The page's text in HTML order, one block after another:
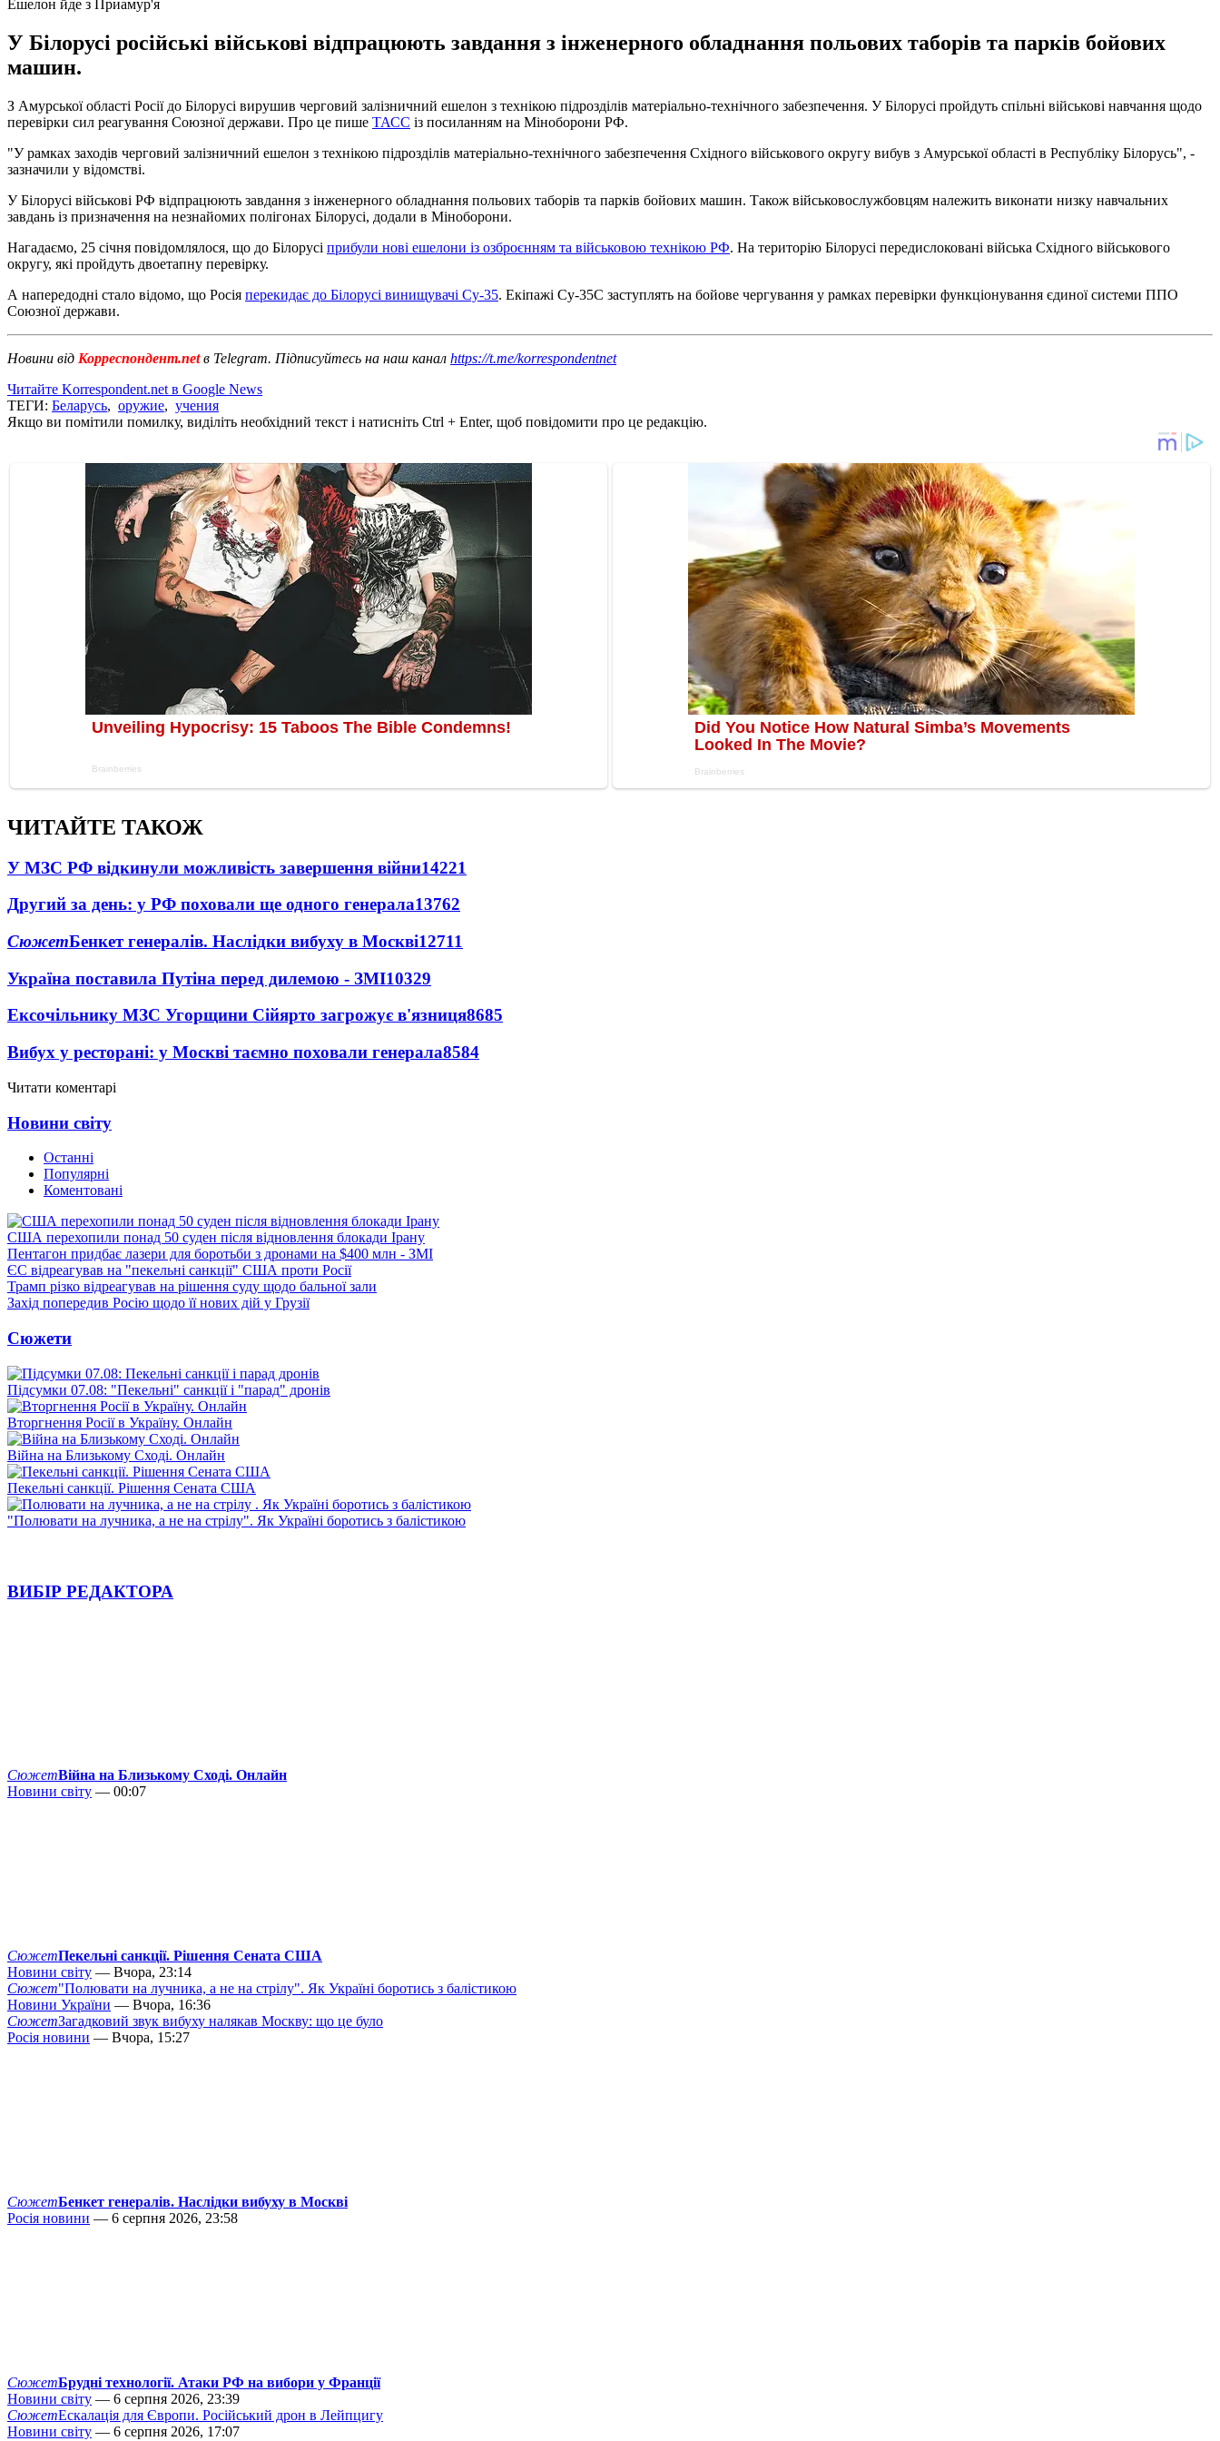
Ешелон йде з Приамур'я
У Білорусі російські військові відпрацюють завдання з інженерного обладнання польових таборів та парків бойових
машин.
З Амурської області Росії до Білорусі вирушив черговий залізничний ешелон з технікою підрозділів матеріально-технічного забезпечення. У Білорусі пройдуть спільні військові навчання щодо
перевірки сил реагування Союзної держави. Про це пише ТАСС із посиланням на Міноборони РФ.
"У рамках заходів черговий залізничний ешелон з технікою підрозділів матеріально-технічного забезпечення Східного військового округу вибув з Амурської області в Республіку Білорусь", -
зазначили у відомстві.
У Білорусі військові РФ відпрацюють завдання з інженерного обладнання польових таборів та парків бойових машин. Також військовослужбовцям належить виконати низку навчальних
завдань із призначення на незнайомих полігонах Білорусі, додали в Міноборони.
Нагадаємо, 25 січня повідомлялося, що до Білорусі прибули нові ешелони із озброєнням та військовою технікою РФ. На територію Білорусі передислоковані війська Східного військового
округу, які пройдуть двоетапну перевірку.
А напередодні стало відомо, що Росія перекидає до Білорусі винищувачі Су-35. Екіпажі Су-35С заступлять на бойове чергування у рамках перевірки функціонування єдиної системи ППО
Союзної держави.
Новини від Корреспондент.netв Telegram. Підписуйтесь на наш канал https://t.me/korrespondentnet
Читайте Korrespondent.net в Google News
ТЕГИ: Беларусь, оружие, учения
Якщо ви помітили помилку, виділіть необхідний текст і натисніть Ctrl + Enter, щоб повідомити про це редакцію.
ЧИТАЙТЕ ТАКОЖ
У МЗС РФ відкинули можливість завершення війни14221
Другий за день: у РФ поховали ще одного генерала13762
СюжетБенкет генералів. Наслідки вибуху в Москві12711
Україна поставила Путіна перед дилемою - ЗМІ10329
Ексочільнику МЗС Угорщини Сійярто загрожує в'язниця8685
Вибух у ресторані: у Москві таємно поховали генерала8584
Читати коментарі
Новини світу
Останні
Популярні
Коментовані
США перехопили понад 50 суден після відновлення блокади Ірану
Пентагон придбає лазери для боротьби з дронами на $400 млн - ЗМІ
ЄС відреагував на "пекельні санкції" США проти Росії
Трамп різко відреагував на рішення суду щодо бальної зали
Захід попередив Росію щодо її нових дій у Грузії
Сюжети
Підсумки 07.08: "Пекельні" санкції і "парад" дронів
Вторгнення Росії в Україну. Онлайн
Війна на Близькому Сході. Онлайн
Пекельні санкції. Рішення Сената США
"Полювати на лучника, а не на стрілу". Як Україні боротись з балістикою
ВИБІР РЕДАКТОРА
СюжетВійна на Близькому Сході. Онлайн
Новини світу — 00:07
СюжетПекельні санкції. Рішення Сената США
Новини світу — Вчора, 23:14
Сюжет"Полювати на лучника, а не на стрілу". Як Україні боротись з балістикою
Новини України — Вчора, 16:36
СюжетЗагадковий звук вибуху налякав Москву: що це було
Росія новини — Вчора, 15:27
СюжетБенкет генералів. Наслідки вибуху в Москві
Росія новини — 6 серпня 2026, 23:58
СюжетБрудні технології. Атаки РФ на вибори у Франції
Новини світу — 6 серпня 2026, 23:39
СюжетЕскалація для Європи. Російський дрон в Лейпцигу
Новини світу — 6 серпня 2026, 17:07